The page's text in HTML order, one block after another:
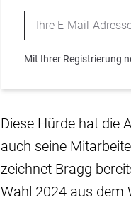
Email
Mit Ihrer Registrierung
Diese Hürde hat die
auch seine
zeichnet Bragg
Wahl 2024 aus dem